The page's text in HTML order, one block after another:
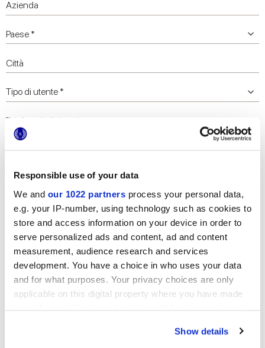
Responsible use of your data
We and our 1022 partners process your personal data,
e.g. your IP-number, using technology such as cookies to
store and access information on your device in order to
serve personalized ads and content, ad and content
measurement, audience research and services
development. You have a choice in who uses your data
and for what purposes. Your privacy choices are only
applicable on this digital property where you have made
your choices. You can change or withdraw your consent
Show details
Collezioni di interesse